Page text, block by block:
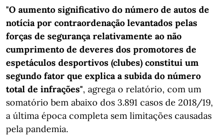
"O aumento significativo do número de autos de
notícia por contraordenação levantados pelas
forças de segurança relativamente ao não
cumprimento de deveres dos promotores de
espetáculos desportivos (clubes) constitui um
segundo fator que explica a subida do número
total de infrações", agrega o relatório, com um
somatório bem abaixo dos 3.891 casos de 2018/19,
a última época completa sem limitações causadas
pela pandemia.